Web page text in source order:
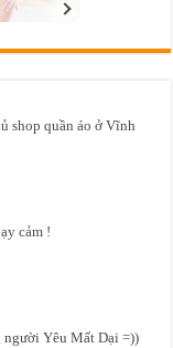
shop quần áo ở Vĩnh
cảm !
người Yêu Mất Dại =))